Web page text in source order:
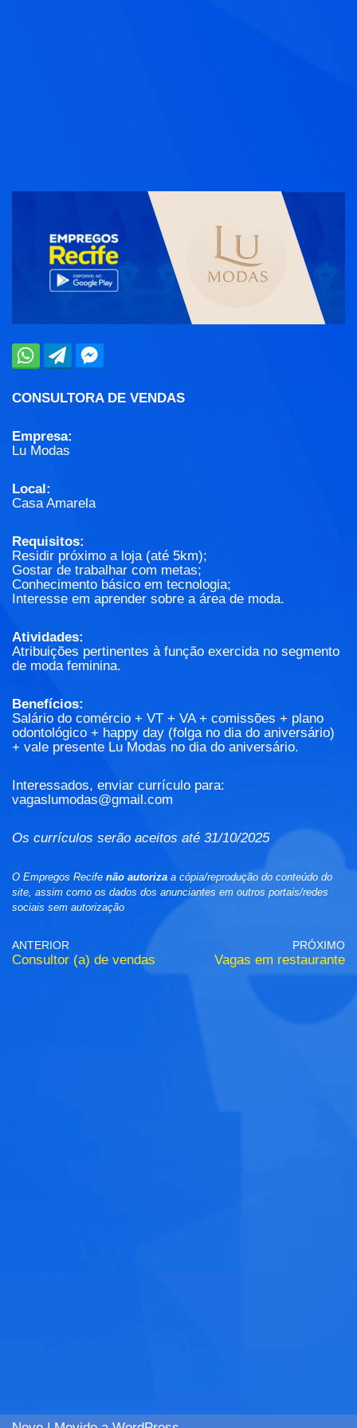
CONSULTORA DE VENDAS
Empresa:
Lu Modas
Local:
Casa Amarela
Requisitos:
Residir próximo a loja (até 5km);
Gostar de trabalhar com metas;
Conhecimento básico em tecnologia;
Interesse em aprender sobre a área de moda.
Atividades:
Atribuições pertinentes à função exercida no segmento
de moda feminina.
Benefícios:
Salário do comércio + VT + VA + comissões + plano
odontológico + happy day (folga no dia do aniversário)
+ vale presente Lu Modas no dia do aniversário.
Interessados, enviar currículo para:
vagaslumodas@gmail.com
Os currículos serão aceitos até 31/10/2025
O Empregos Recife não autoriza a cópia/reprodução do conteúdo do
site, assim como os dados dos anunciantes em outros portais/redes
sociais sem autorização
ANTERIOR
Consultor (a) de vendas
PRÓXIMO
Vagas em restaurante